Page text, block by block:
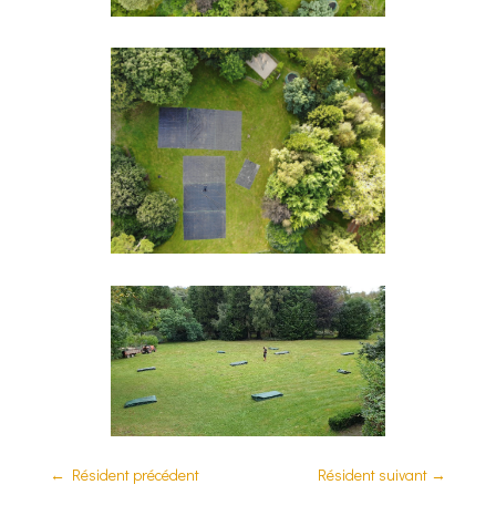
← Résident précédent Résident suivant →